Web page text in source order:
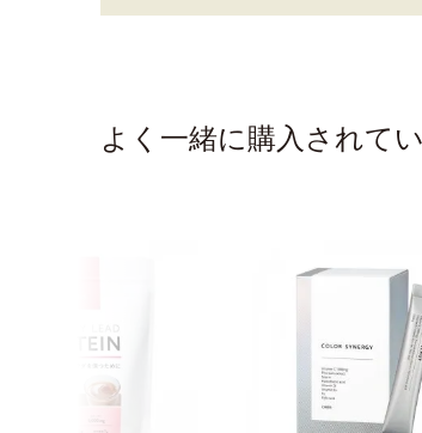
よく一緒に購入されて